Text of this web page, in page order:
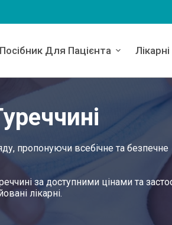
Посібник Для Пацієнта Лікарні
пропонуючи всебічне та безпечне
за доступними цінами та
лікарні.